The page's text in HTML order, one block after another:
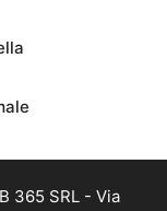
365 SRL - Via